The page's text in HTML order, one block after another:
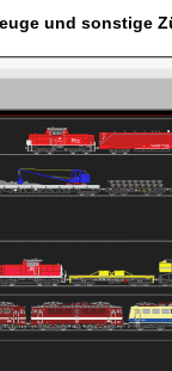
und sonstige